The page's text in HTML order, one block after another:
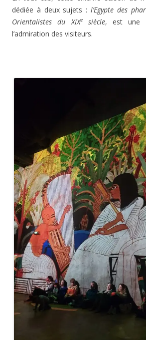
dédiée à deux sujets : l’Egypte des
Orientalistes du XIXesiècle, est une
l’admiration des visiteurs.